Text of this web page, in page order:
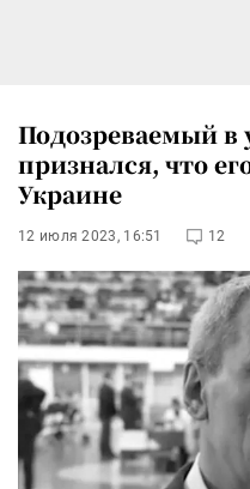
Подозреваемый в
признался, что
Украине
12 июля 2023, 16:51 12